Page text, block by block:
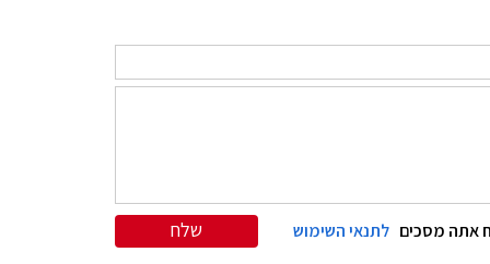
אתה מסכים לתנאי השימוש שלח